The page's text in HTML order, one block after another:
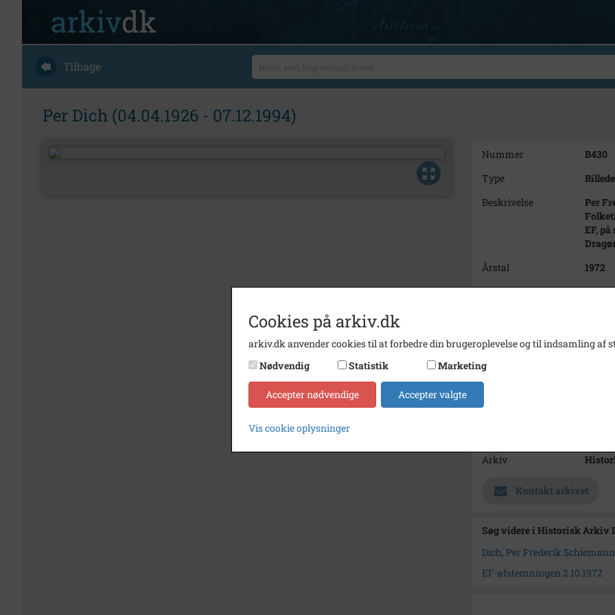
Tilbage
Per Dich (04.04.1926 - 07.12.1994)
Nummer
B430
Type
Beskrivelse
Per
EF,
Årstal
1972
Dateringsnote
Størrelse
17 x
Materiale
Se på kort
Type
Arkiv
Kontakt arkivet
Søg videre i Historisk Arkiv
Dich, Per Frederik
EF-afstemningen 2.10.1972
Cookies på arkiv.dk
arkiv.dk anvender cookies til at forbedre din brugeroplevelse og til indsamling af
Nødvendig
Statistik Marketing
Accepter nødvendige Accepter valgte
Vis cookie oplysninger